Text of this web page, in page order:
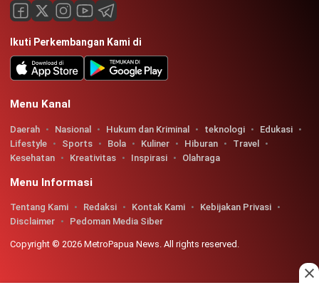
Ikuti Perkembangan Kami di
Menu Kanal
Daerah Nasional Hukum dan Kriminal teknologi
Edukasi
Lifestyle
Sports Bola Kuliner Hiburan
Travel
Kesehatan
Kreativitas Inspirasi Olahraga
Menu Informasi
Tentang Kami Redaksi Kontak Kami
Kebijakan Privasi
Disclaimer
Pedoman Media Siber
Copyright © 2026 MetroPapua News. All rights reserved.